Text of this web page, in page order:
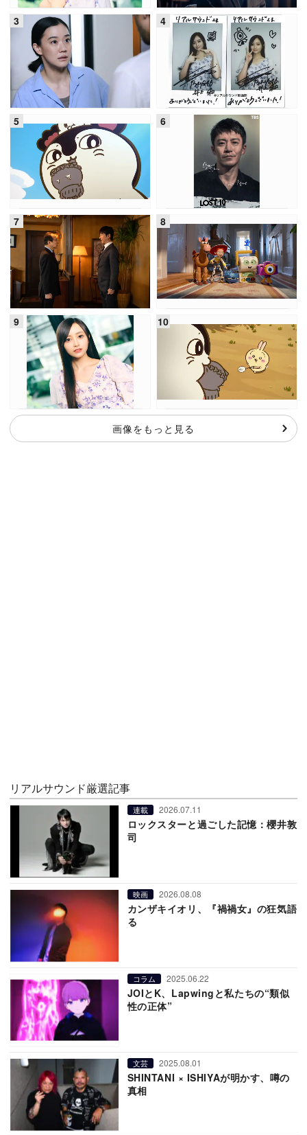
画像をもっと見る
リアルサウンド厳選記事
連載 2026.07.11
ロックスターと過ごした記憶：櫻井敦
司
映画 2026.08.08
カンザキイオリ、『禍禍女』の狂気語
る
コラム 2025.06.22
JOIとK、Lapwingと私たちの“類似
性の正体”
文芸 2025.08.01
SHINTANI × ISHIYAが明かす、噂の
真相